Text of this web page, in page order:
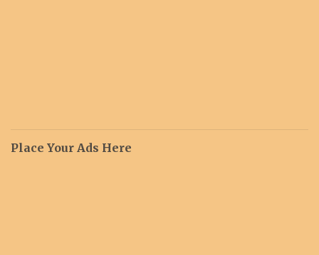
Place Your Ads Here